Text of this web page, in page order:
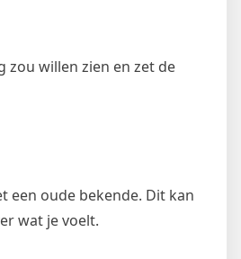
zou willen zien en zet de
een oude bekende. Dit kan
wat je voelt.